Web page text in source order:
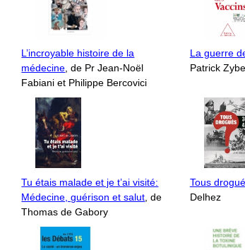
L’incroyable histoire de la
médecine, de Pr Jean-Noël
Fabiani et Philippe Bercovici
La guerre
Patrick
Tu étais malade et je t’ai visité:
Médecine, guérison et salut, de
Thomas de Gabory
Tous
Delhez